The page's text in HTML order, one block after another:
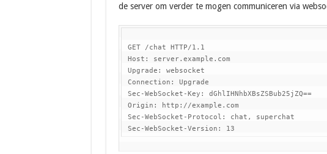
de server om verder te mogen communiceren via
GET /chat HTTP/1.1
Host: server.example.com
Upgrade: websocket
Connection: Upgrade
Sec-WebSocket-Key: dGhlIHNhbXBsZSBub25jZQ==
Origin: http://example.com
Sec-WebSocket-Protocol: chat, superchat
Sec-WebSocket-Version: 13